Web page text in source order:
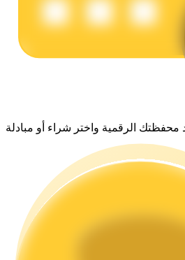
احصل على مكافآت تنافسية يوميًا